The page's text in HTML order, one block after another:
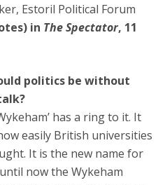
Estoril Political Forum
in The Spectator, 11
politics be without
has a ring to it. It
easily British universities
It is the new name for
now the Wykeham